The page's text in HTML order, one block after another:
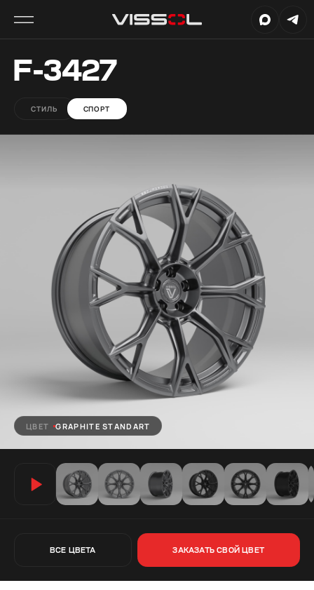
F-3427
СТИЛЬ СПОРТ
ВСЕ ЦВЕТА ЗАКАЗАТЬ СВОЙ ЦВЕТ
ЦВЕТ GRAPHITE STANDART